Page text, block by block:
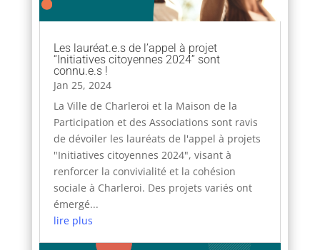
Les lauréat.e.s de l’appel à projet
“Initiatives citoyennes 2024” sont
connu.e.s !
Jan 25, 2024
La Ville de Charleroi et la Maison de la
Participation et des Associations sont ravis
de dévoiler les lauréats de l'appel à projets
"Initiatives citoyennes 2024", visant à
renforcer la convivialité et la cohésion
sociale à Charleroi. Des projets variés ont
émergé...
lire plus